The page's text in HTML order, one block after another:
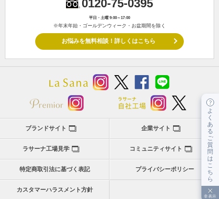
0120-75-0395
平日・土曜 9:00～17:00
※年末年始・ゴールデンウィーク・お盆期間を除く
お悩みを無料相談！詳しくはこちら
ブランドサイト 企業サイト
ラサーナ工場見学 コミュニティサイト
特定商取引法に基づく表記 プライバシーポリシー
カスタマーハラスメント方針
よ
く
あ
る
ご
質
問
は
こ
ち
ら
非表示